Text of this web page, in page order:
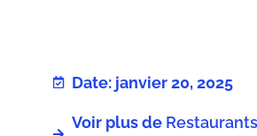
Date: janvier 20, 2025
Voir plus de